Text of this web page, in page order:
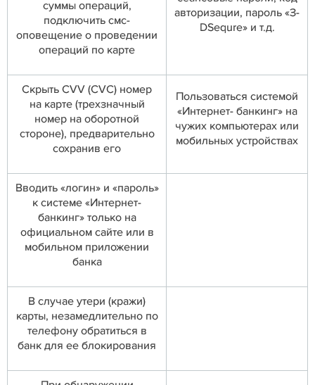
суммы операций,
подключить смс-
оповещение о проведении
операций по карте
авторизации, пароль «З-
DSequre» и т.д.
Скрыть CVV (CVC) номер
на карте (трехзначный
номер на оборотной
стороне), предварительно
сохранив его
Пользоваться системой
«Интернет- банкинг» на
чужих компьютерах или
мобильных устройствах
Вводить «логин» и «пароль»
к системе «Интернет-
банкинг» только на
официальном сайте или в
мобильном приложении
банка
В случае утери (кражи)
карты, незамедлительно по
телефону обратиться в
банк для ее блокирования